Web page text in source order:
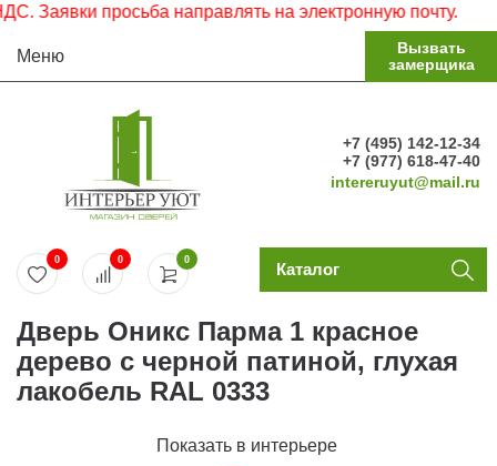
просьба направлять на электронную почту.
Меню
Вызвать
замерщика
+7 (495) 142-12-34
+7 (977) 618-47-40
intereruyut@mail.ru
0
0 0 Каталог
Дверь Оникс Парма 1 красное
дерево с черной патиной, глухая
лакобель RAL 0333
Показать в интерьере